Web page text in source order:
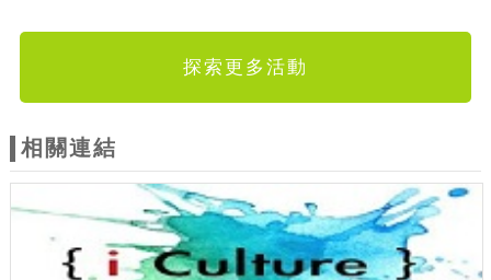
探索更多活動
相關連結